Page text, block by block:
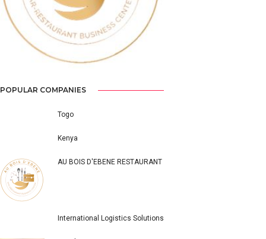
POPULAR COMPANIES
Togo
Kenya
AU BOIS D'EBENE RESTAURANT
International Logistics Solutions